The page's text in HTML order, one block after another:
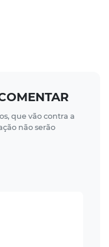
que vão contra a
não serão